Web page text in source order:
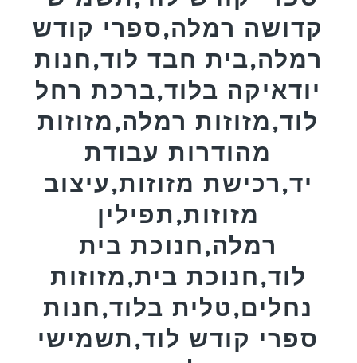
קדושה רמלה,ספרי קודש
רמלה,בית חבד לוד,חנות
יודאיקה בלוד,ברכת רחל
לוד,מזוזות רמלה,מזוזות
מהודרות עבודת
יד,רכישת מזוזות,עיצוב
מזוזות,תפילין
רמלה,חנוכת בית
לוד,חנוכת בית,מזוזות
נחלים,טלית בלוד,חנות
ספרי קודש לוד,תשמישי